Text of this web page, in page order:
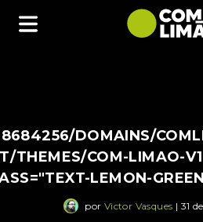
DOMAINS/
THEMES/COM-LIMAO-
LEMON-
por Victor Vasques | 31